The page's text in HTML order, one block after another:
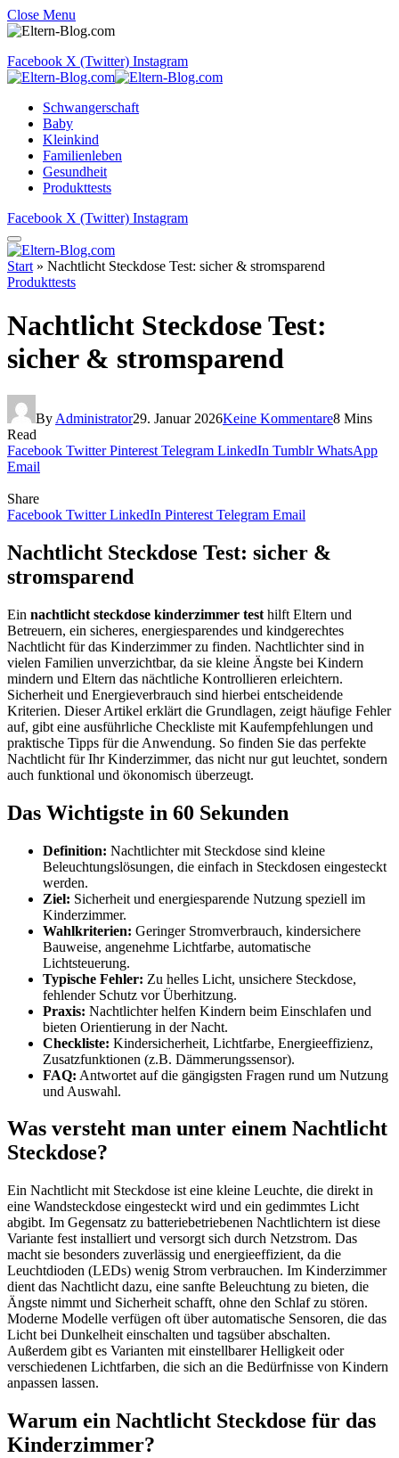
Close Menu
Facebook X (Twitter) Instagram
Schwangerschaft
Baby
Kleinkind
Familienleben
Gesundheit
Produkttests
Facebook X (Twitter) Instagram
Start » Nachtlicht Steckdose Test: sicher & stromsparend
Produkttests
Nachtlicht Steckdose Test:
sicher & stromsparend
By Administrator29. Januar 2026Keine Kommentare8 Mins
Read
Facebook Twitter Pinterest Telegram LinkedIn Tumblr WhatsApp
Email
Share
Facebook Twitter LinkedIn Pinterest Telegram Email
Nachtlicht Steckdose Test: sicher &
stromsparend
Ein nachtlicht steckdose kinderzimmer test hilft Eltern und
Betreuern, ein sicheres, energiesparendes und kindgerechtes
Nachtlicht für das Kinderzimmer zu finden. Nachtlichter sind in
vielen Familien unverzichtbar, da sie kleine Ängste bei Kindern
mindern und Eltern das nächtliche Kontrollieren erleichtern.
Sicherheit und Energieverbrauch sind hierbei entscheidende
Kriterien. Dieser Artikel erklärt die Grundlagen, zeigt häufige Fehler
auf, gibt eine ausführliche Checkliste mit Kaufempfehlungen und
praktische Tipps für die Anwendung. So finden Sie das perfekte
Nachtlicht für Ihr Kinderzimmer, das nicht nur gut leuchtet, sondern
auch funktional und ökonomisch überzeugt.
Das Wichtigste in 60 Sekunden
Definition: Nachtlichter mit Steckdose sind kleine
Beleuchtungslösungen, die einfach in Steckdosen eingesteckt
werden.
Ziel: Sicherheit und energiesparende Nutzung speziell im
Kinderzimmer.
Wahlkriterien: Geringer Stromverbrauch, kindersichere
Bauweise, angenehme Lichtfarbe, automatische
Lichtsteuerung.
Typische Fehler: Zu helles Licht, unsichere Steckdose,
fehlender Schutz vor Überhitzung.
Praxis: Nachtlichter helfen Kindern beim Einschlafen und
bieten Orientierung in der Nacht.
Checkliste: Kindersicherheit, Lichtfarbe, Energieeffizienz,
Zusatzfunktionen (z.B. Dämmerungssensor).
FAQ: Antwortet auf die gängigsten Fragen rund um Nutzung
und Auswahl.
Was versteht man unter einem Nachtlicht
Steckdose?
Ein Nachtlicht mit Steckdose ist eine kleine Leuchte, die direkt in
eine Wandsteckdose eingesteckt wird und ein gedimmtes Licht
abgibt. Im Gegensatz zu batteriebetriebenen Nachtlichtern ist diese
Variante fest installiert und versorgt sich durch Netzstrom. Das
macht sie besonders zuverlässig und energieeffizient, da die
Leuchtdioden (LEDs) wenig Strom verbrauchen. Im Kinderzimmer
dient das Nachtlicht dazu, eine sanfte Beleuchtung zu bieten, die
Ängste nimmt und Sicherheit schafft, ohne den Schlaf zu stören.
Moderne Modelle verfügen oft über automatische Sensoren, die das
Licht bei Dunkelheit einschalten und tagsüber abschalten.
Außerdem gibt es Varianten mit einstellbarer Helligkeit oder
verschiedenen Lichtfarben, die sich an die Bedürfnisse von Kindern
anpassen lassen.
Warum ein Nachtlicht Steckdose für das
Kinderzimmer?